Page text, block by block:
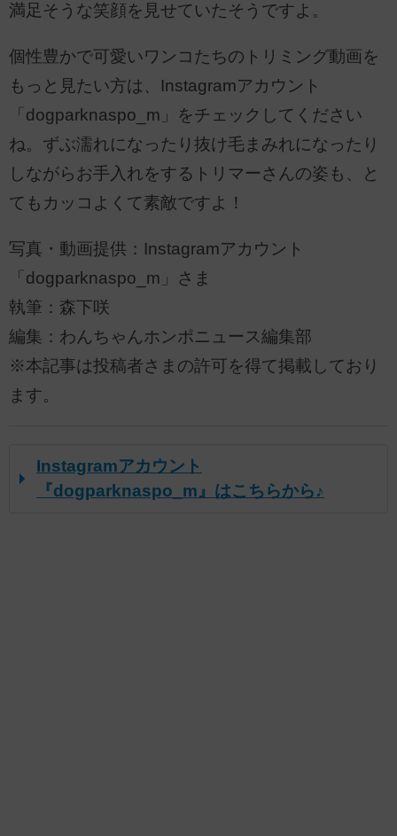
満足そうな笑顔を見せていたそうですよ。
個性豊かで可愛いワンコたちのトリミング動画を
もっと見たい方は、Instagramアカウント
「dogparknaspo_m」をチェックしてください
ね。ずぶ濡れになったり抜け毛まみれになったり
しながらお手入れをするトリマーさんの姿も、と
てもカッコよくて素敵ですよ！
写真・動画提供：Instagramアカウント
「dogparknaspo_m」さま
執筆：森下咲
編集：わんちゃんホンポニュース編集部
※本記事は投稿者さまの許可を得て掲載しており
ます。
Instagramアカウント
『dogparknaspo_m』はこちらから♪